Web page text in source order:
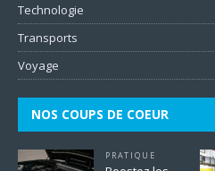
Technologie
Transports
Voyage
NOS COUPS DE COEUR
PRATIQUE